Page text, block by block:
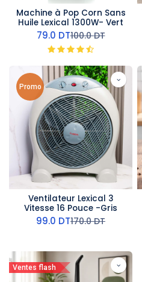
Machine à Pop Corn Sans
Huile Lexical 1300W- Vert
79.0 DT100.0DT
Promo
Ventilateur Lexical 3
Vitesse 16 Pouce -Gris
99.0 DT170.0DT
Ventes flash